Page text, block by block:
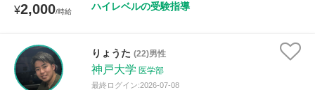
¥2,000/時給 ハイレベルの受験指導
りょうた (22)男性
神戸大学 医学部
最終ログイン:2026-07-08